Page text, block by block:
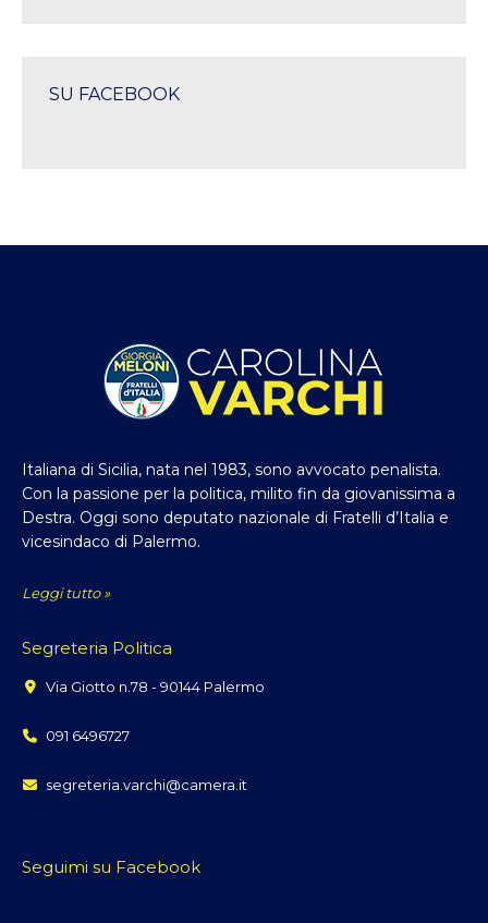
SU FACEBOOK
Italiana di Sicilia, nata nel 1983, sono avvocato penalista.
Con la passione per la politica, milito fin da giovanissima a
Destra. Oggi sono deputato nazionale di Fratelli d’Italia e
vicesindaco di Palermo.
Leggi tutto »
Segreteria Politica
Via Giotto n.78 - 90144 Palermo
091 6496727
segreteria.varchi@camera.it
Seguimi su Facebook